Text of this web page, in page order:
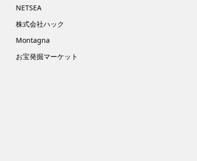
NETSEA
株式会社ハック
Montagna
お宝発掘マーケット